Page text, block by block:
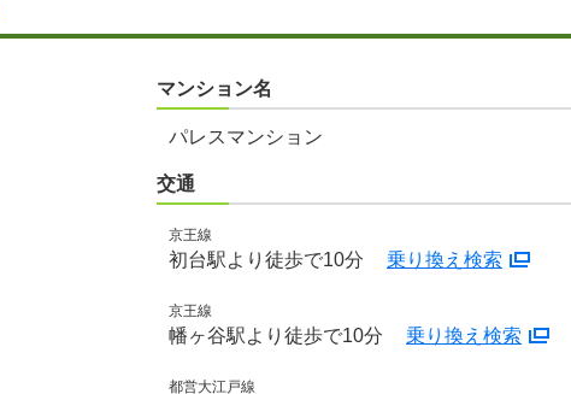
マンション名
パレスマンション
交通
京王線
初台駅より徒歩で10分 乗り換え検索
京王線
幡ヶ谷駅より徒歩で10分 乗り換え検索
都営大江戸線